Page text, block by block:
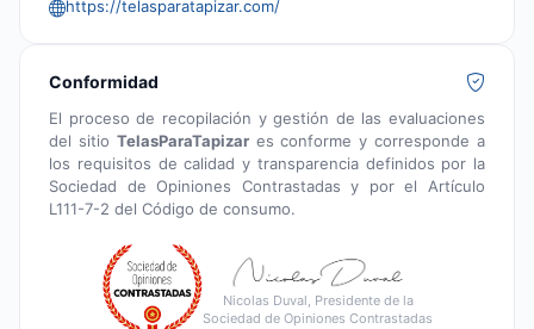
https://telasparatapizar.com/
Conformidad
El proceso de recopilación y gestión de las evaluaciones
del sitio TelasParaTapizares conforme y corresponde a
los requisitos de calidad y transparencia definidos por la
Sociedad de Opiniones Contrastadas y por el Artículo
L111-7-2 del Código de consumo.
Nicolas Duval, Presidente de la
Sociedad de Opiniones Contrastadas